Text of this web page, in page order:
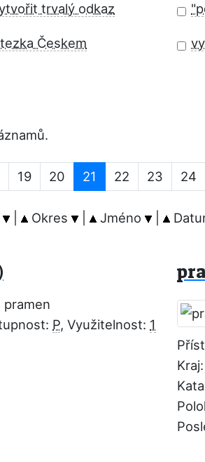
trvalý odkaz
Českem
19 20 21 22 23 24
Okres Jméno
pramen
P, Využitelnost: 1
Kraj: